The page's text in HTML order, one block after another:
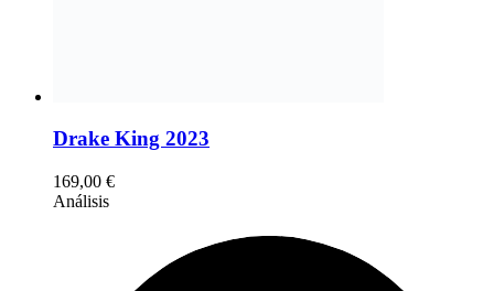
Drake King 2023
169,00 €
Análisis